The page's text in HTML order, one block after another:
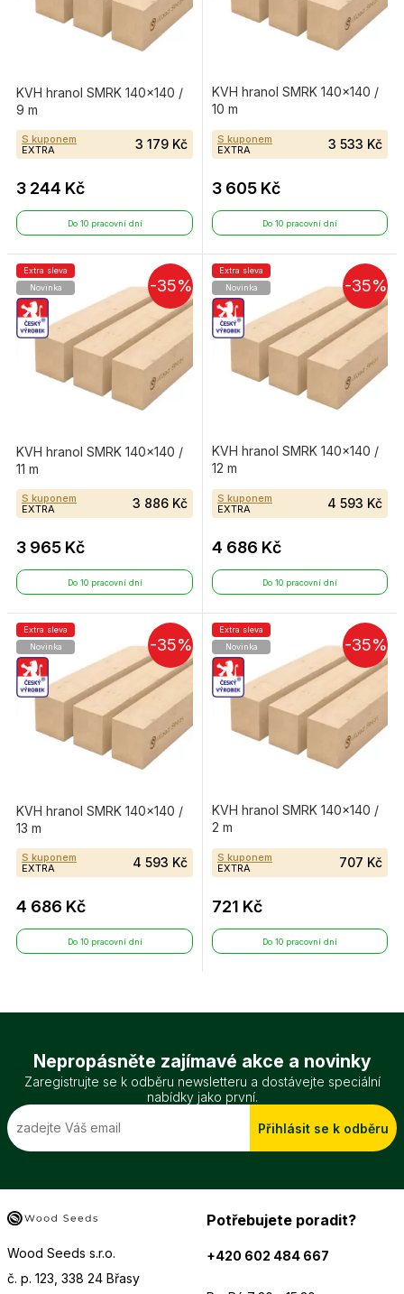
KVH hranol SMRK 140×140 /
9 m
S kuponem
EXTRA
3 179 Kč
3 244 Kč
Do 10 pracovní dní
KVH hranol SMRK 140×140 /
10 m
S kuponem
EXTRA
3 533 Kč
3 605 Kč
Do 10 pracovní dní
-35%
Extra sleva
Novinka
KVH hranol SMRK 140×140 /
11 m
S kuponem
EXTRA
3 886 Kč
3 965 Kč
Do 10 pracovní dní
-35%
Extra sleva
Novinka
KVH hranol SMRK 140×140 /
12 m
S kuponem
EXTRA
4 593 Kč
4 686 Kč
Do 10 pracovní dní
-35%
Extra sleva
Novinka
KVH hranol SMRK 140×140 /
13 m
S kuponem
EXTRA
4 593 Kč
4 686 Kč
Do 10 pracovní dní
-35%
Extra sleva
Novinka
KVH hranol SMRK 140×140 /
2 m
S kuponem
EXTRA
707 Kč
721 Kč
Do 10 pracovní dní
Nepropásněte zajímavé akce a novinky
Zaregistrujte se k odběru newsletteru a dostávejte speciální
nabídky jako první.
Přihlásit se k odběru
Wood Seeds s.r.o.
č. p. 123, 338 24 Břasy
Potřebujete poradit?
+420 602 484 667